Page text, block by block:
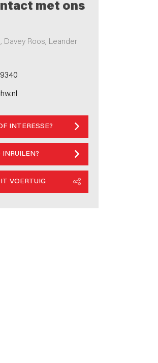
met ons
Davey Roos, Leander
INTERESSE?
INRUILEN?
VOERTUIG